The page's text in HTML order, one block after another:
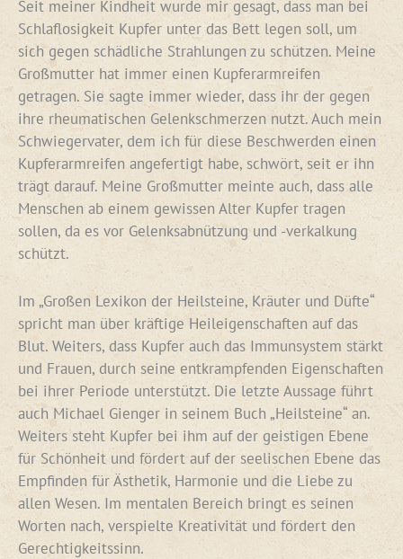
Seit meiner Kindheit wurde mir gesagt, dass man bei
Schlaflosigkeit Kupfer unter das Bett legen soll, um
sich gegen schädliche Strahlungen zu schützen. Meine
Großmutter hat immer einen Kupferarmreifen
getragen. Sie sagte immer wieder, dass ihr der gegen
ihre rheumatischen Gelenkschmerzen nutzt. Auch mein
Schwiegervater, dem ich für diese Beschwerden einen
Kupferarmreifen angefertigt habe, schwört, seit er ihn
trägt darauf. Meine Großmutter meinte auch, dass alle
Menschen ab einem gewissen Alter Kupfer tragen
sollen, da es vor Gelenksabnützung und -verkalkung
schützt.
Im „Großen Lexikon der Heilsteine, Kräuter und Düfte“
spricht man über kräftige Heileigenschaften auf das
Blut. Weiters, dass Kupfer auch das Immunsystem stärkt
und Frauen, durch seine entkrampfenden Eigenschaften
bei ihrer Periode unterstützt. Die letzte Aussage führt
auch Michael Gienger in seinem Buch „Heilsteine“ an.
Weiters steht Kupfer bei ihm auf der geistigen Ebene
für Schönheit und fördert auf der seelischen Ebene das
Empfinden für Ästhetik, Harmonie und die Liebe zu
allen Wesen. Im mentalen Bereich bringt es seinen
Worten nach, verspielte Kreativität und fördert den
Gerechtigkeitssinn.